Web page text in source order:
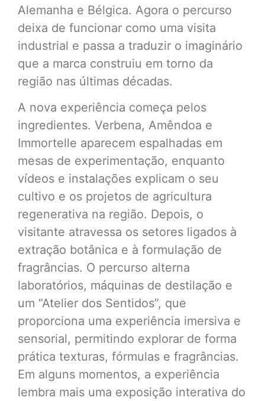
Alemanha e Bélgica. Agora o percurso
deixa de funcionar como uma visita
industrial e passa a traduzir o imaginário
que a marca construiu em torno da
região nas últimas décadas.
A nova experiência começa pelos
ingredientes. Verbena, Amêndoa e
Immortelle aparecem espalhadas em
mesas de experimentação, enquanto
vídeos e instalações explicam o seu
cultivo e os projetos de agricultura
regenerativa na região. Depois, o
visitante atravessa os setores ligados à
extração botânica e à formulação de
fragrâncias. O percurso alterna
laboratórios, máquinas de destilação e
um “Atelier dos Sentidos”, que
proporciona uma experiência imersiva e
sensorial, permitindo explorar de forma
prática texturas, fórmulas e fragrâncias.
Em alguns momentos, a experiência
lembra mais uma exposição interativa do